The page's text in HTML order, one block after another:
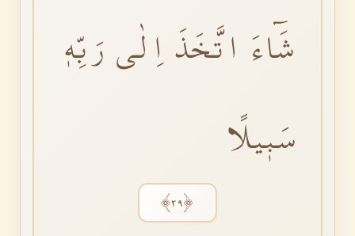
شَٓاءَ اتَّخَذَ اِلٰى رَبِّهٖ
سَبٖيلًا
﴿٢٩﴾